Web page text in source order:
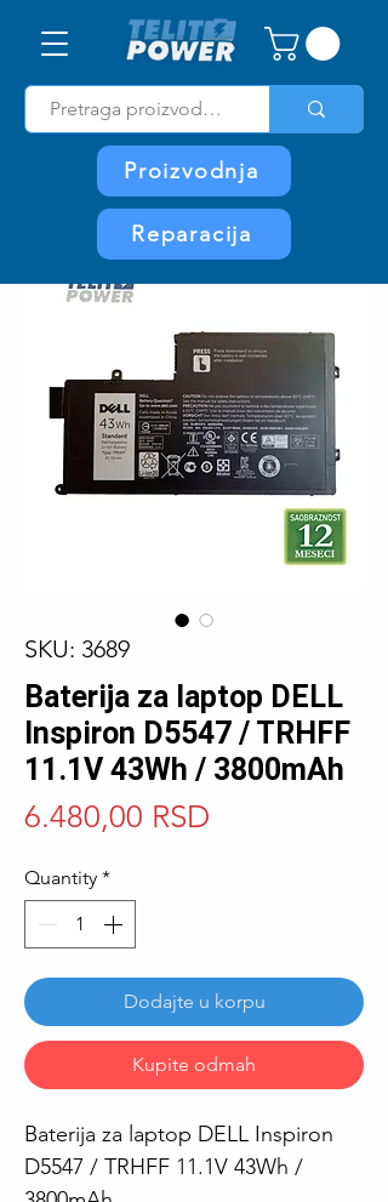
Proizvodnja
Reparacija
SKU: 3689
Baterija za laptop DELL
Inspiron D5547 / TRHFF
11.1V 43Wh / 3800mAh
6.480,00 RSD
Quantity *
Dodajte u korpu
Kupite odmah
Baterija za laptop DELL Inspiron
D5547 / TRHFF 11.1V 43Wh /